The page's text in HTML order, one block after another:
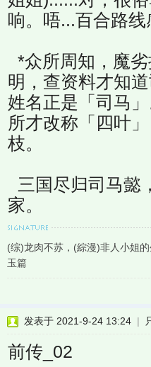
响。唔...百合路
*众所周知，魔
明，查资料才知
姓名正是「司马
所才改称「四叶
枝。
三国尽归司马懿
家。
(综)龙肉不苏，(綜漫)非人小姐
玉篇
发表于 2021-9-24 13:24 |
前传_02